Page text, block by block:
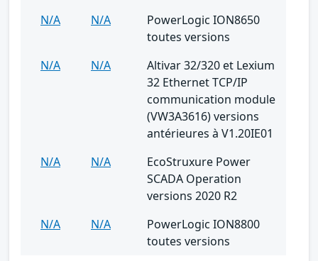
N/A
N/A
PowerLogic ION8650
toutes versions
N/A
N/A
Altivar 32/320 et Lexium
32 Ethernet TCP/IP
communication module
(VW3A3616) versions
antérieures à V1.20IE01
N/A
N/A
EcoStruxure Power
SCADA Operation
versions 2020 R2
N/A
N/A
PowerLogic ION8800
toutes versions